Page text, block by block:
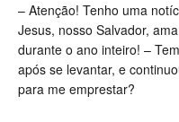
– Atenção! Tenho uma
Jesus, nosso Salvador,
durante o ano inteiro! –
após se levantar, e
para me emprestar?